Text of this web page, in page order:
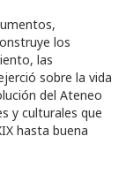
los
las
sobre la vida
del Ateneo
y culturales que
hasta buena